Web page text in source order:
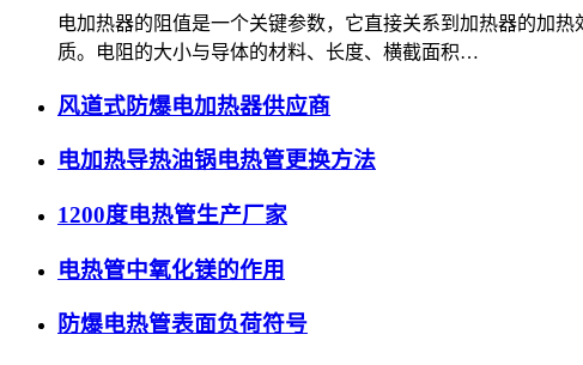
电加热器的阻值是一个关键参数，它直接关系到加热器的加
质。电阻的大小与导体的材料、长度、横截面积…
风道式防爆电加热器供应商
电加热导热油锅电热管更换方法
1200度电热管生产厂家
电热管中氧化镁的作用
防爆电热管表面负荷符号